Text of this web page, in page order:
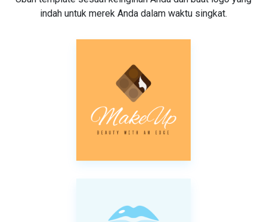
indah untuk merek Anda dalam waktu singkat.